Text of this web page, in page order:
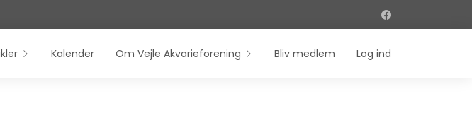
Kalender Om Vejle Akvarieforening Bliv medlem Log ind